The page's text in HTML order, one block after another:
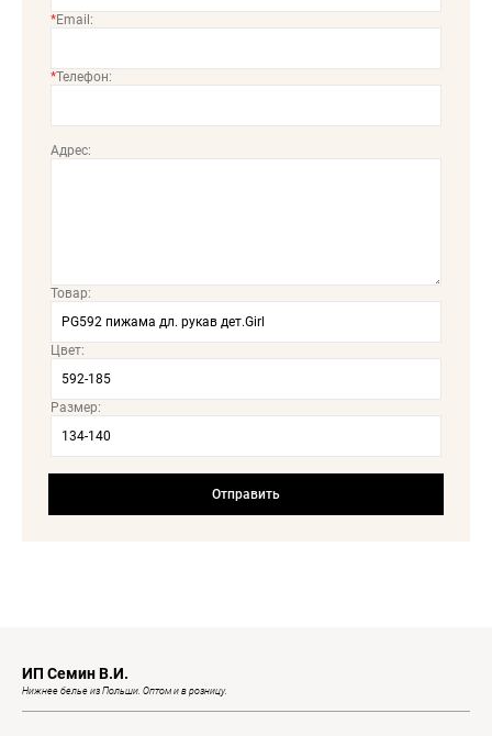
*Email:
*Телефон:
Адрес:
Товар:
Цвет:
Размер:
ИП Семин В.И.
Нижнее белье из Польши. Оптом и в розницу.